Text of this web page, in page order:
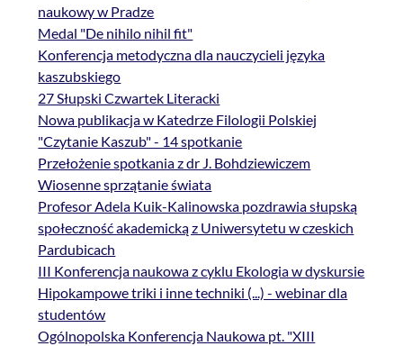
naukowy w Pradze
Medal "De nihilo nihil fit"
Konferencja metodyczna dla nauczycieli języka
kaszubskiego
27 Słupski Czwartek Literacki
Nowa publikacja w Katedrze Filologii Polskiej
"Czytanie Kaszub" - 14 spotkanie
Przełożenie spotkania z dr J. Bohdziewiczem
Wiosenne sprzątanie świata
Profesor Adela Kuik-Kalinowska pozdrawia słupską
społeczność akademicką z Uniwersytetu w czeskich
Pardubicach
III Konferencja naukowa z cyklu Ekologia w dyskursie
Hipokampowe triki i inne techniki (...) - webinar dla
studentów
Ogólnopolska Konferencja Naukowa pt. "XIII